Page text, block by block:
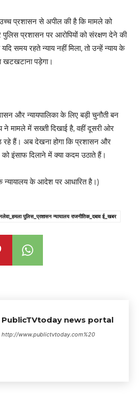
प्रशासन से अपील की है कि मामले को
पुलिस प्रशासन पर आरोपियों को संरक्षण देने की
समय रहते न्याय नहीं मिला, तो उन्हें न्याय के
खटखटाना पड़ेगा।
और न्यायपालिका के लिए बड़ी चुनौती बन
मामले में सख्ती दिखाई है, वहीं दूसरी ओर
रहे हैं। अब देखना होगा कि प्रशासन और
को इंसाफ दिलाने में क्या कदम उठाते हैं।
के आदेश पर आधारित है।)
पुलिस_प्रशासन न्यायालय राजनीतिक_दबाव ई_खबर
PublicTVtoday news portal
http://www.publictvtoday.com%20